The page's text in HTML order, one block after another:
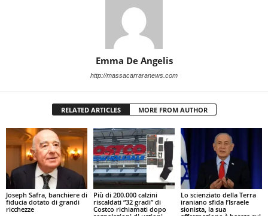
Emma De Angelis
http://massacarraranews.com
RELATED ARTICLES MORE FROM AUTHOR
Joseph Safra, banchiere di
fiducia dotato di grandi
ricchezze
Più di 200.000 calzini
riscaldati “32 gradi” di
Costco richiamati dopo
Lo scienziato della Terra
iraniano sfida l’Israele
sionista, la sua